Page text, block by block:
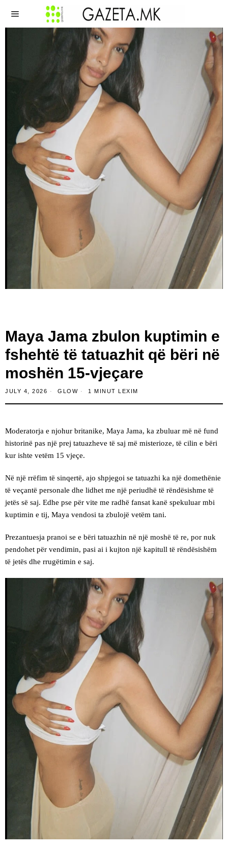
Maya Jama zbulon kuptimin e
fshehtë të tatuazhit që bëri në
moshën 15-vjeçare
JULY 4, 2026 GLOW 1 MINUT LEXIM
Moderatorja e njohur britanike, Maya Jama, ka zbuluar më në fund
historinë pas një prej tatuazheve të saj më misterioze, të cilin e bëri
kur ishte vetëm 15 vjeçe.
Në një rrëfim të sinqertë, ajo shpjegoi se tatuazhi ka një domethënie
të veçantë personale dhe lidhet me një periudhë të rëndësishme të
jetës së saj. Edhe pse për vite me radhë fansat kanë spekuluar mbi
kuptimin e tij, Maya vendosi ta zbulojë vetëm tani.
Prezantuesja pranoi se e bëri tatuazhin në një moshë të re, por nuk
pendohet për vendimin, pasi ai i kujton një kapitull të rëndësishëm
të jetës dhe rrugëtimin e saj.